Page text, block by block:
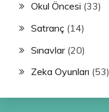
Okul Öncesi (33)
Satranç (14)
Sınavlar(20)
Zeka Oyunları (53)